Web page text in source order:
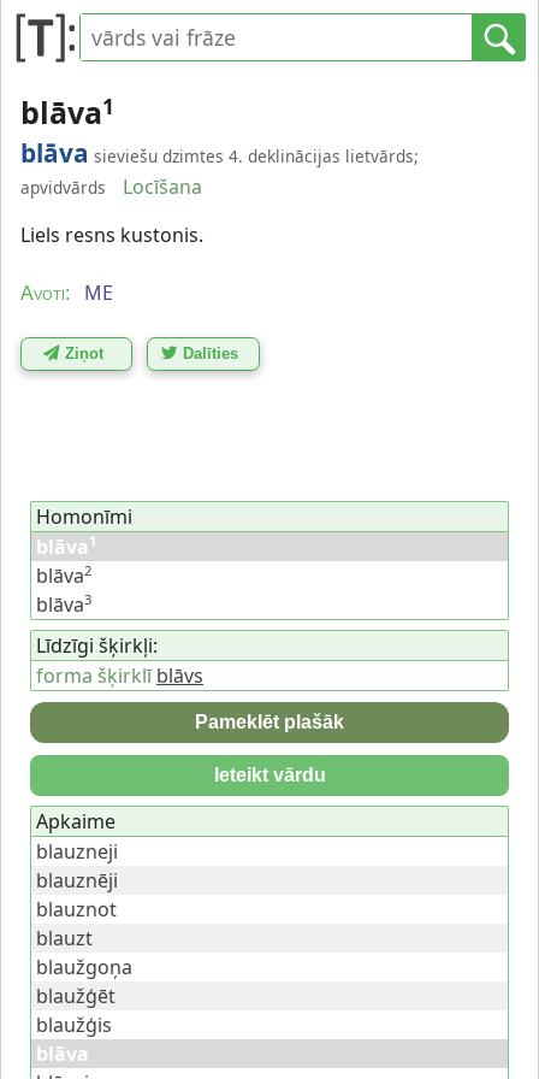
blāva1
blāva sieviešu dzimtes 4. deklinācijas lietvārds;
apvidvārds
Locīšana
Liels resns kustonis.
Avoti: ME
Ziņot Dalīties
Homonīmi
blāva 1
blāva2
blāva3
Līdzīgi šķirkļi:
forma šķirklīblāvs
Pameklēt plašāk
Ieteikt vārdu
Apkaime
blauzneji
blauznēji
blauznot
blauzt
blaužgoņa
blaužģēt
blaužģis
blāva